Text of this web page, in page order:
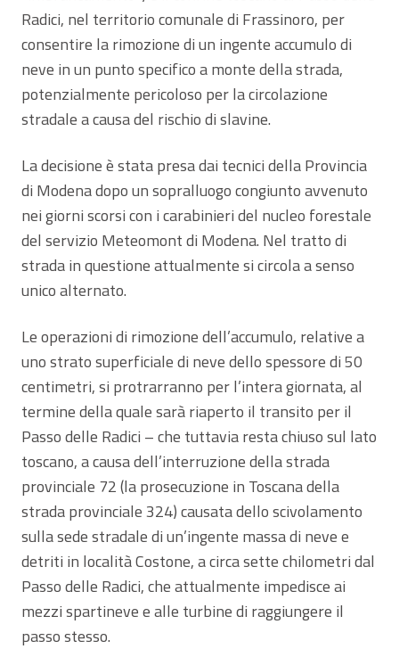
Radici, nel territorio comunale di Frassinoro, per
consentire la rimozione di un ingente accumulo di
neve in un punto specifico a monte della strada,
potenzialmente pericoloso per la circolazione
stradale a causa del rischio di slavine.
La decisione è stata presa dai tecnici della Provincia
di Modena dopo un sopralluogo congiunto avvenuto
nei giorni scorsi con i carabinieri del nucleo forestale
del servizio Meteomont di Modena. Nel tratto di
strada in questione attualmente si circola a senso
unico alternato.
Le operazioni di rimozione dell’accumulo, relative a
uno strato superficiale di neve dello spessore di 50
centimetri, si protrarranno per l’intera giornata, al
termine della quale sarà riaperto il transito per il
Passo delle Radici – che tuttavia resta chiuso sul lato
toscano, a causa dell’interruzione della strada
provinciale 72 (la prosecuzione in Toscana della
strada provinciale 324) causata dello scivolamento
sulla sede stradale di un’ingente massa di neve e
detriti in località Costone, a circa sette chilometri dal
Passo delle Radici, che attualmente impedisce ai
mezzi spartineve e alle turbine di raggiungere il
passo stesso.